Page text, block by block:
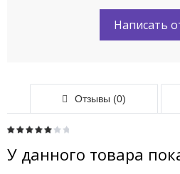
Написать
Отзывы (0)
У данного товара